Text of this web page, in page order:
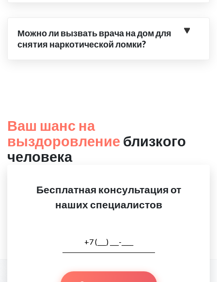
Можно ли вызвать врача на дом для
снятия наркотической ломки?
Ваш шанс на
выздоровление близкого
человека
Бесплатная консультация от
наших специалистов